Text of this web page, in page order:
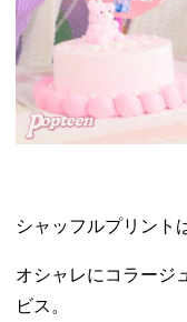
シャッフルプリント
オシャレにコラージ
ビス。